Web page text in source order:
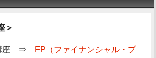
＞
講座 ⇒
FP（ファイナンシャル・プ